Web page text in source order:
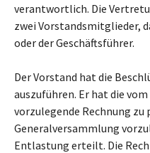
verantwortlich. Die
zwei Vorstandsmitglieder,
oder der Geschäftsführer.
Der Vorstand hat die
auszuführen. Er hat die
vorzulegende Rechnung zu
Generalversammlung
Entlastung erteilt. Die